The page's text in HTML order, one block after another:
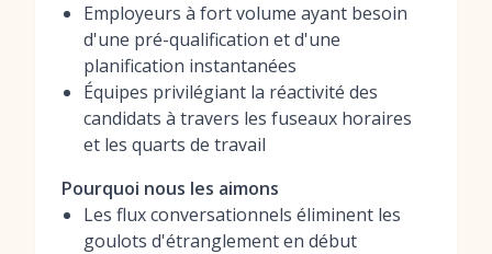
Employeurs à fort volume ayant besoin
d'une pré-qualification et d'une
planification instantanées
Équipes privilégiant la réactivité des
candidats à travers les fuseaux horaires
et les quarts de travail
Pourquoi nous les aimons
Les flux conversationnels éliminent les
goulots d'étranglement en début